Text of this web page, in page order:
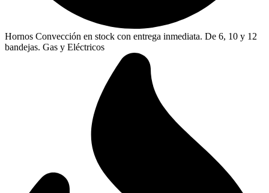
Hornos Convección en stock con entrega inmediata. De 6, 10 y 12
bandejas. Gas y Eléctricos